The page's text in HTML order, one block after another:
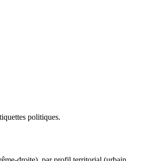
politiques.